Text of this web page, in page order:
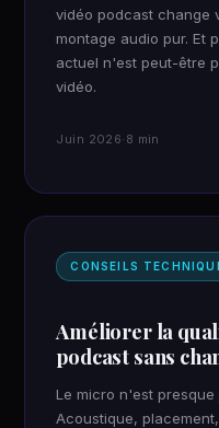
vidéo podcast change
montage audio pur. Et
actuel n'est peut-être
vidéo.
Juin 2026· 8 min
CONSEILS
Améliorer la
podcast sans
Le micro n'est presque
Acoustique,